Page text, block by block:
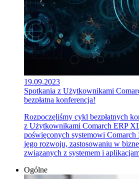
19.09.2023
Spotkania z Użytkownikami
bezpłatna konferencja!
Rozpoczęliśmy cykl bezpłatnych
z Użytkownikami Comarch ERP
poświęconych systemowi
jego rozwoju, zastosowaniu w
związanych z systemem i
Ogólne